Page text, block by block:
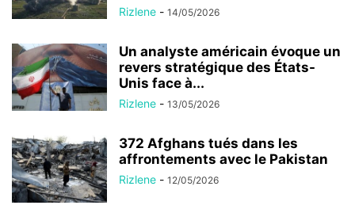
Rizlene - 14/05/2026
Un analyste américain évoque un
revers stratégique des États-
Unis face à...
Rizlene - 13/05/2026
372 Afghans tués dans les
affrontements avec le Pakistan
Rizlene - 12/05/2026